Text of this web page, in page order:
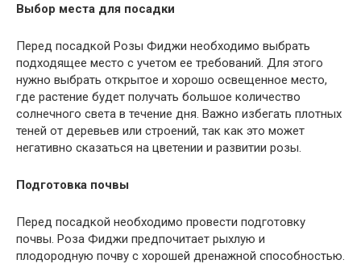
Выбор места для посадки
Перед посадкой Розы Фиджи необходимо выбрать
подходящее место с учетом ее требований. Для этого
нужно выбрать открытое и хорошо освещенное место,
где растение будет получать большое количество
солнечного света в течение дня. Важно избегать плотных
теней от деревьев или строений, так как это может
негативно сказаться на цветении и развитии розы.
Подготовка почвы
Перед посадкой необходимо провести подготовку
почвы. Роза Фиджи предпочитает рыхлую и
плодородную почву с хорошей дренажной способностью.